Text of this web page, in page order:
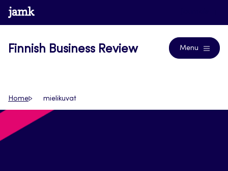
Skip
to
www.jamk.fi
Finnish Business Review Menu
Home mielikuvat